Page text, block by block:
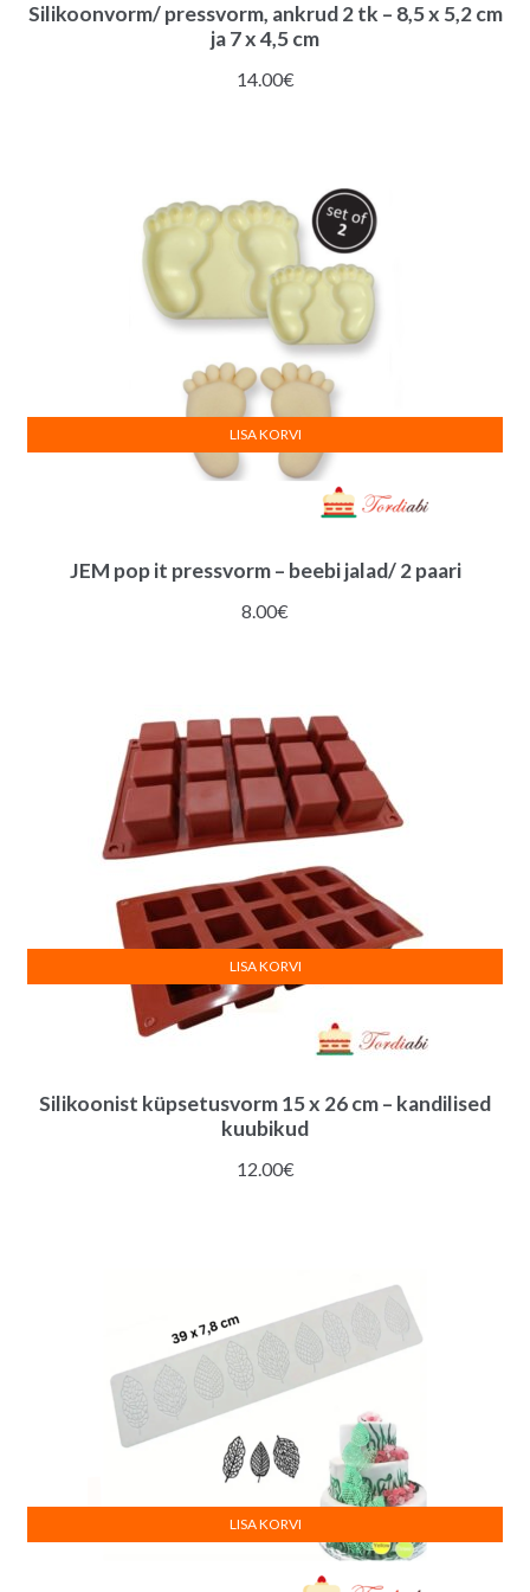
Silikoonvorm/ pressvorm, ankrud 2 tk – 8,5 x 5,2 cm
ja 7 x 4,5 cm
14.00€
JEM pop it pressvorm – beebi jalad/ 2 paari
8.00€
LISA KORVI
Silikoonist küpsetusvorm 15 x 26 cm – kandilised
kuubikud
12.00€
LISA KORVI
LISA KORVI